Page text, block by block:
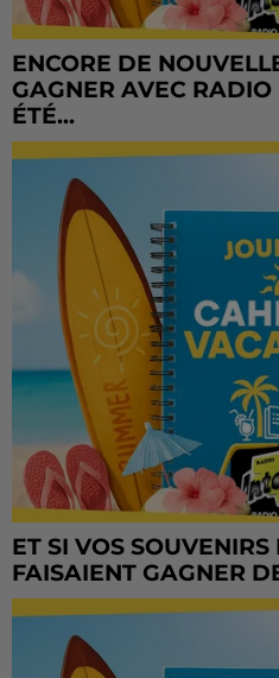
ENCORE DE
GAGNER AVEC RADIO
ÉTÉ...
ET SI VOS
FAISAIENT GAGNER